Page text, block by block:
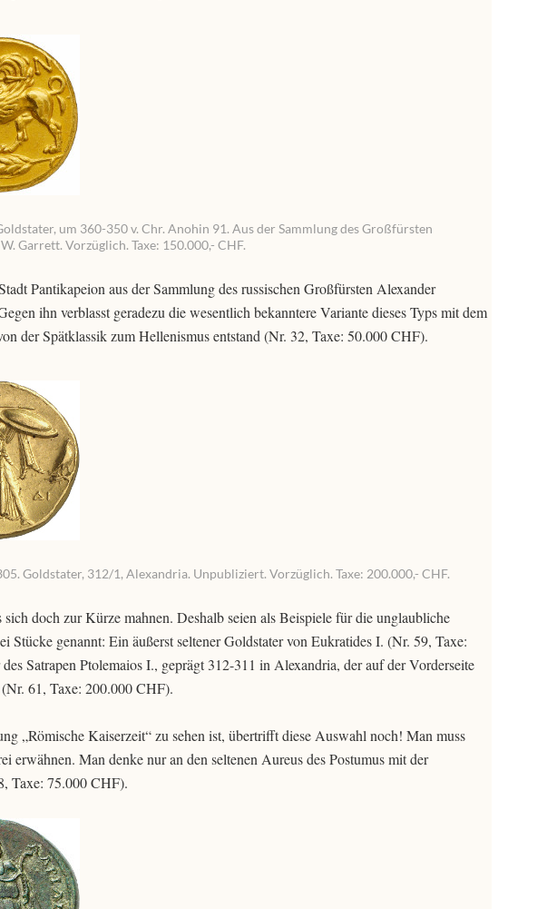
um 360-350 v. Chr. Anohin 91. Aus der Sammlung des Großfürsten
Garrett. Vorzüglich. Taxe: 150.000,- CHF.
Pantikapeion aus der Sammlung des russischen Großfürsten Alexander
ihn verblasst geradezu die wesentlich bekanntere Variante dieses Typs mit dem
der Spätklassik zum Hellenismus entstand (Nr. 32, Taxe: 50.000 CHF).
Goldstater, 312/1, Alexandria. Unpubliziert. Vorzüglich. Taxe: 200.000,- CHF.
doch zur Kürze mahnen. Deshalb seien als Beispiele für die unglaubliche
Stücke genannt: Ein äußerst seltener Goldstater von Eukratides I. (Nr. 59, Taxe:
Satrapen Ptolemaios I., geprägt 312-311 in Alexandria, der auf der Vorderseite
61, Taxe: 200.000 CHF).
„Römische Kaiserzeit“ zu sehen ist, übertrifft diese Auswahl noch! Man muss
erwähnen. Man denke nur an den seltenen Aureus des Postumus mit der
Taxe: 75.000 CHF).